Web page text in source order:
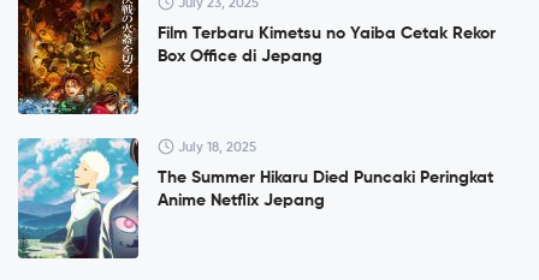
Film Terbaru Kimetsu no Yaiba Cetak Rekor
Box Office di Jepang
July 18, 2025
The Summer Hikaru Died Puncaki Peringkat
Anime Netflix Jepang